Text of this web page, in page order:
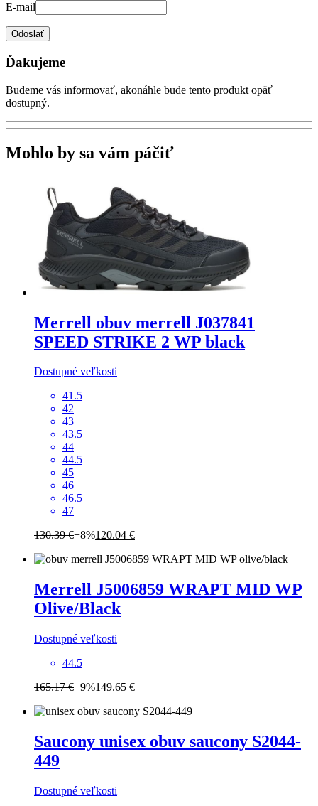
E-mail
Odoslať
Ďakujeme
Budeme vás informovať, akonáhle bude tento produkt opäť
dostupný.
Mohlo by sa vám páčiť
Merrell obuv merrell J037841
SPEED STRIKE 2 WP black
Dostupné veľkosti
41.5
42
43
43.5
44
44.5
45
46
46.5
47
130.39 €−8%120.04 €
Merrell J5006859 WRAPT MID WP
Olive/Black
Dostupné veľkosti
44.5
165.17 €−9%149.65 €
Saucony unisex obuv saucony S2044-
449
Dostupné veľkosti